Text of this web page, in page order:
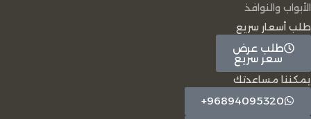
الأبواب والنوافذ
طلب أسعار سريع
طلب عرض
سعر سريع
يمكننا مساعدتك
96894095320+